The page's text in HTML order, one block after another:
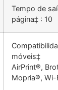
Tempo de
página‡ : 10
móveis‡
AirPrint®,
Mopria®, Wi-